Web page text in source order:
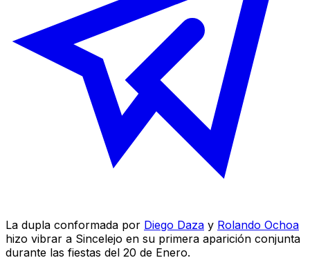
La dupla conformada por Diego Daza y Rolando Ochoa
hizo vibrar a Sincelejo en su primera aparición conjunta
durante las fiestas del 20 de Enero.